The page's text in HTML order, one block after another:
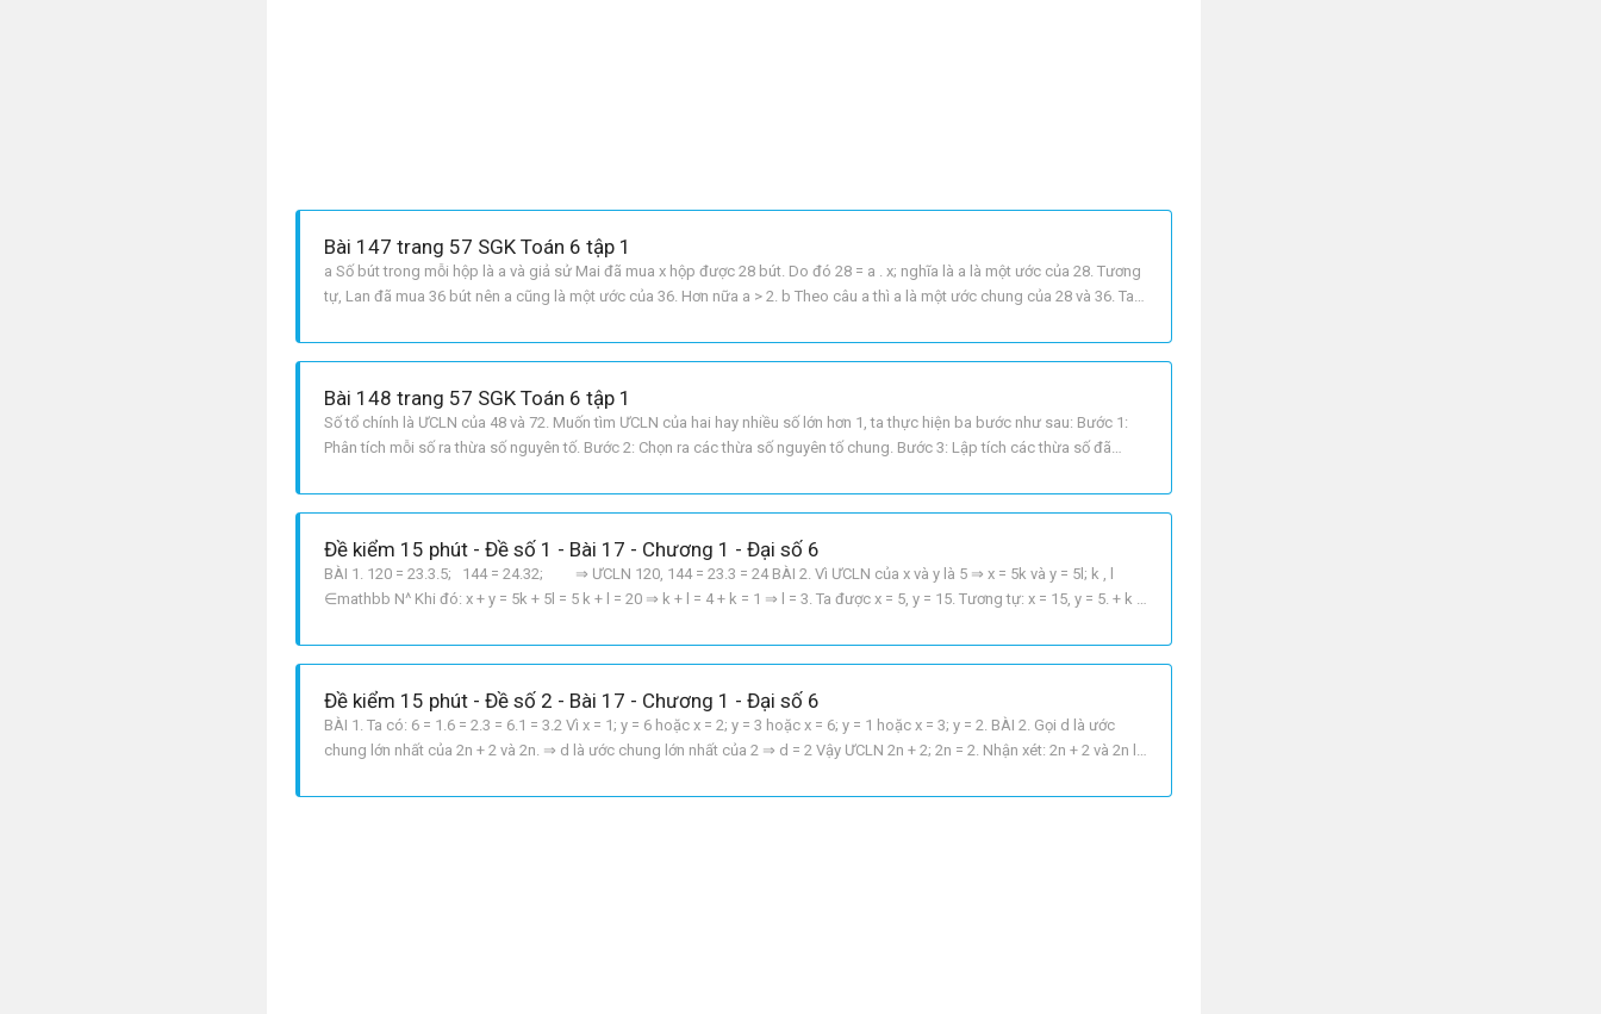
Bài 147 trang 57 SGK Toán 6 tập 1
a Số bút trong mỗi hộp là a và giả sử Mai đã mua x hộp được 28 bút. Do đó 28 = a . x; nghĩa là a là một ước của 28. Tương
tự, Lan đã mua 36 bút nên a cũng là một ước của 36. Hơn nữa a > 2. b Theo câu a thì a là một ước chung của 28 và 36. Ta
Bài 148 trang 57 SGK Toán 6 tập 1
Số tổ chính là ƯCLN của 48 và 72. Muốn tìm ƯCLN của hai hay nhiều số lớn hơn 1, ta thực hiện ba bước như sau: Bước 1:
Phân tích mỗi số ra thừa số nguyên tố. Bước 2: Chọn ra các thừa số nguyên tố chung. Bước 3: Lập tích các thừa số đã
Đề kiểm 15 phút - Đề số 1 - Bài 17 - Chương 1 - Đại số 6
BÀI 1. 120 = 23.3.5; 144 = 24.32; ⇒ ƯCLN 120, 144 = 23.3 = 24 BÀI 2. Vì ƯCLN của x và y là 5 ⇒ x = 5k và y = 5l; k , l
∈mathbb N^ Khi đó: x + y = 5k + 5l = 5 k + l = 20 ⇒ k + l = 4 + k = 1 ⇒ l = 3. Ta được x = 5, y = 15. Tương tự: x = 15, y = 5. + k =
Đề kiểm 15 phút - Đề số 2 - Bài 17 - Chương 1 - Đại số 6
BÀI 1. Ta có: 6 = 1.6 = 2.3 = 6.1 = 3.2 Vì x = 1; y = 6 hoặc x = 2; y = 3 hoặc x = 6; y = 1 hoặc x = 3; y = 2. BÀI 2. Gọi d là ước
chung lớn nhất của 2n + 2 và 2n. ⇒ d là ước chung lớn nhất của 2 ⇒ d = 2 Vậy ƯCLN 2n + 2; 2n = 2. Nhận xét: 2n + 2 và 2n là